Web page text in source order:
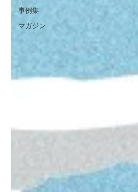
事例集
マガジン